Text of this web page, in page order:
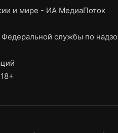
и мире - ИА МедиаПоток
службы по